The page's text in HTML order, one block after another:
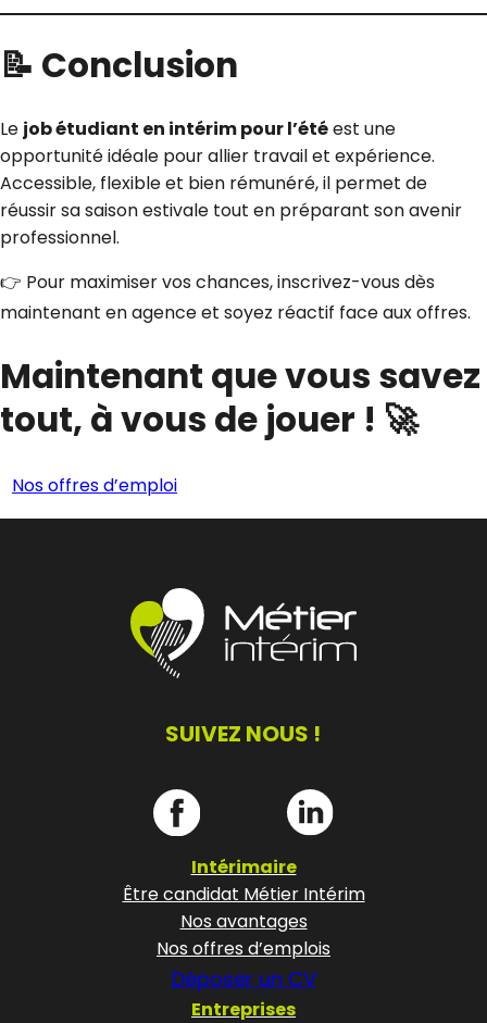
📝 Conclusion
Le job étudiant en intérim pour l’étéest une
opportunité idéale pour allier travail et expérience.
Accessible, flexible et bien rémunéré, il permet de
réussir sa saison estivale tout en préparant son avenir
professionnel.
👉 Pour maximiser vos chances, inscrivez-vous dès
maintenant en agence et soyez réactif face aux offres.
Maintenant que vous savez
tout, à vous de jouer ! 🚀
Nos offres d’emploi
SUIVEZ NOUS !
Intérimaire
Être candidat Métier Intérim
Nos avantages
Nos offres d’emplois
Déposer un CV
Entreprises